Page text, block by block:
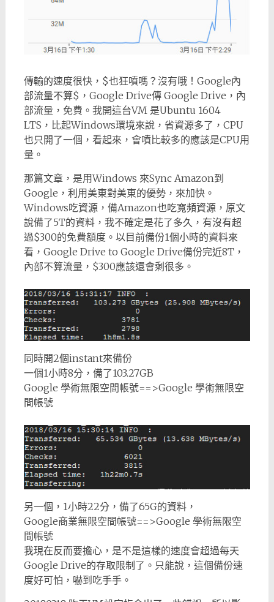
傳輸的速度很快，$也狂噴嗎？沒有哦！Google內
部流量不算$，Google Drive傳 Google Drive，內
部流量，免費。我開這台VM 是Ubuntu 1604
LTS，比起Windows環境來說，省資源多了，CPU
也只開了一個，看起來，會噴比較多的應該是CPU用
量。
那篇文章，是用Windows 來Sync Amazon到
Google，利用美東對美東的優勢，來加快。
Windows吃資源，備Amazon也吃寬頻資源，原文
說備了5T的資料，我不確定是花了多久，有沒有超
過$300的免費額度。以目前備份1個小時的資料來
看，Google Drive to Google Drive備份完近8T，
內部不算流量，$300應該還會剩很多。
同時開2個instant來備份
一個1小時8分，備了103.27GB
Google 學術無限空間帳號==>Google 學術無限空
間帳號
另一個，1小時22分，備了65G的資料，
Google商業無限空間帳號==>Google 學術無限空
間帳號
我現在反而要擔心，是不是這樣的速度會超過每天
Google Drive的存取限制了。只能說，這個備份速
度好可怕，嚇到吃手手。